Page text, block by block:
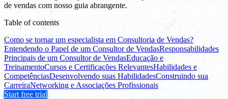
de vendas com nosso guia abrangente.
Table of contents
Como se tornar um especialista em Consultoria de Vendas?
Entendendo o Papel de um Consultor de VendasResponsabilidades
Principais de um Consultor de VendasEducação e
TreinamentoCursos e Certificações RelevantesHabilidades e
CompetênciasDesenvolvendo suas HabilidadesConstruindo sua
CarreiraNetworking e Associações Profissionais
Start free trial